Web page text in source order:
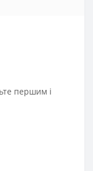
першим і